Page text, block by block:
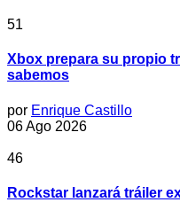
51
Xbox prepara su propio
sabemos
por Enrique Castillo
06 Ago 2026
46
Rockstar lanzará tráiler